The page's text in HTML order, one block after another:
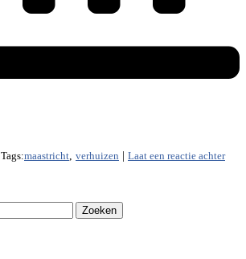
Tags:maastricht verhuizen | Laat een reactie achter